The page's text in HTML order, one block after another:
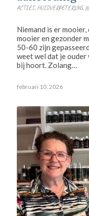
ACTIES, HUIDVERBETERING,
Niemand is er
mooier en gezonder
50-60 zijn
weet wel dat je
bij hoort. Zolang…
februari 10, 2026